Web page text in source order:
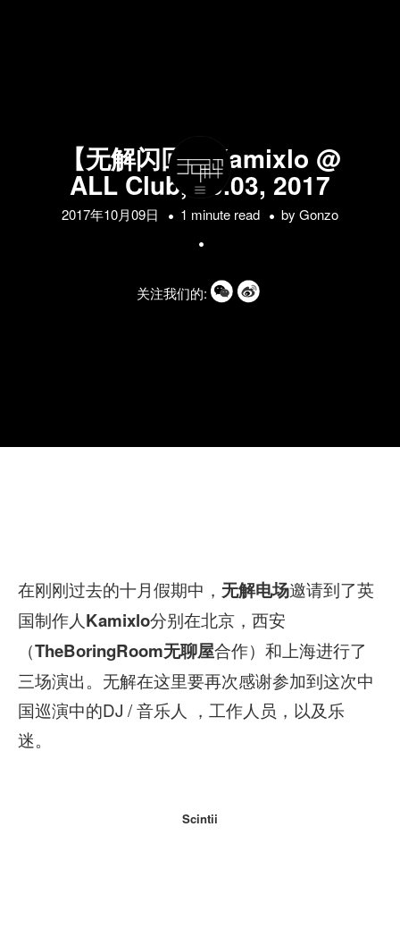
【无解闪回】Kamixlo @
ALL Club, 10.03, 2017
2017年10月09日 1 minute read by Gonzo
关注我们的:
在刚刚过去的十月假期中， 无解电场邀请到了英
国制作人Kamixlo分别在北京，西安
（TheBoringRoom无聊屋合作）和上海进行了
三场演出。无解在这里要再次感谢参加到这次中
国巡演中的DJ / 音乐人 ，工作人员，以及乐
迷。
Scintii